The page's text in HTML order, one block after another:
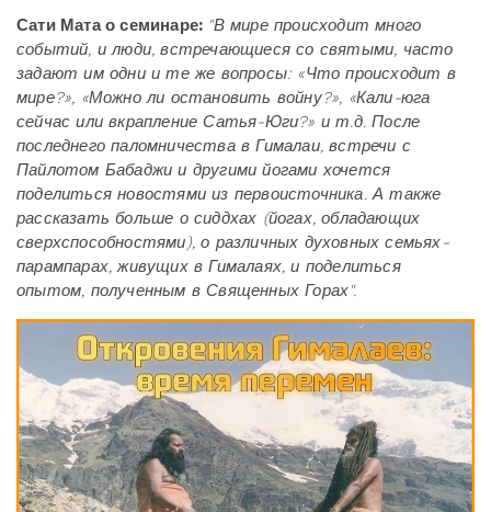
Сати Мата о семинаре: "В мире происходит много
событий, и люди, встречающиеся со святыми, часто
задают им одни и те же вопросы: «Что происходит в
мире?», «Можно ли остановить войну?», «Кали-юга
сейчас или вкрапление Сатья-Юги?» и т.д. После
последнего паломничества в Гималаи, встречи с
Пайлотом Бабаджи и другими йогами хочется
поделиться новостями из первоисточника. А также
рассказать больше о сиддхах (йогах, обладающих
сверхспособностями), о различных духовных семьях-
парампарах, живущих в Гималаях, и поделиться
опытом, полученным в Священных Горах".